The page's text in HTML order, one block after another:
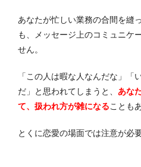
あなたが忙しい業務の合間を縫
も、メッセージ上のコミュニケ
せん。
「この人は暇な人なんだな」「
だ」と思われてしまうと、 あな
て、扱われ方が雑になることも
とくに恋愛の場面では注意が必要